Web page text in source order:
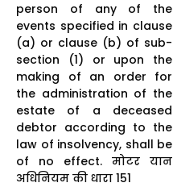
person of any of the
events specified in clause
(a) or clause (b) of sub-
section (1) or upon the
making of an order for
the administration of the
estate of a deceased
debtor according to the
law of insolvency, shall be
of no effect. मोटर यान
अधिनियम की धारा 151